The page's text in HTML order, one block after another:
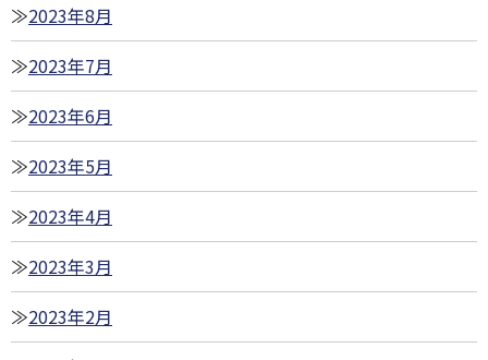
2023年8月
2023年7月
2023年6月
2023年5月
2023年4月
2023年3月
2023年2月